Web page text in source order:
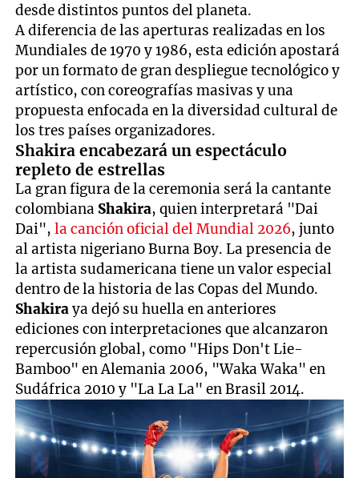
desde distintos puntos del planeta.
A diferencia de las aperturas realizadas en los
Mundiales de 1970 y 1986, esta edición apostará
por un formato de gran despliegue tecnológico y
artístico, con coreografías masivas y una
propuesta enfocada en la diversidad cultural de
los tres países organizadores.
Shakira encabezará un espectáculo
repleto de estrellas
La gran figura de la ceremonia será la cantante
colombiana Shakira, quien interpretará "Dai
Dai",la canción oficial del Mundial 2026, junto
al artista nigeriano Burna Boy. La presencia de
la artista sudamericana tiene un valor especial
dentro de la historia de las Copas del Mundo.
Shakiraya dejó su huella en anteriores
ediciones con interpretaciones que alcanzaron
repercusión global, como "Hips Don't Lie-
Bamboo" en Alemania 2006, "Waka Waka" en
Sudáfrica 2010 y "La La La" en Brasil 2014.